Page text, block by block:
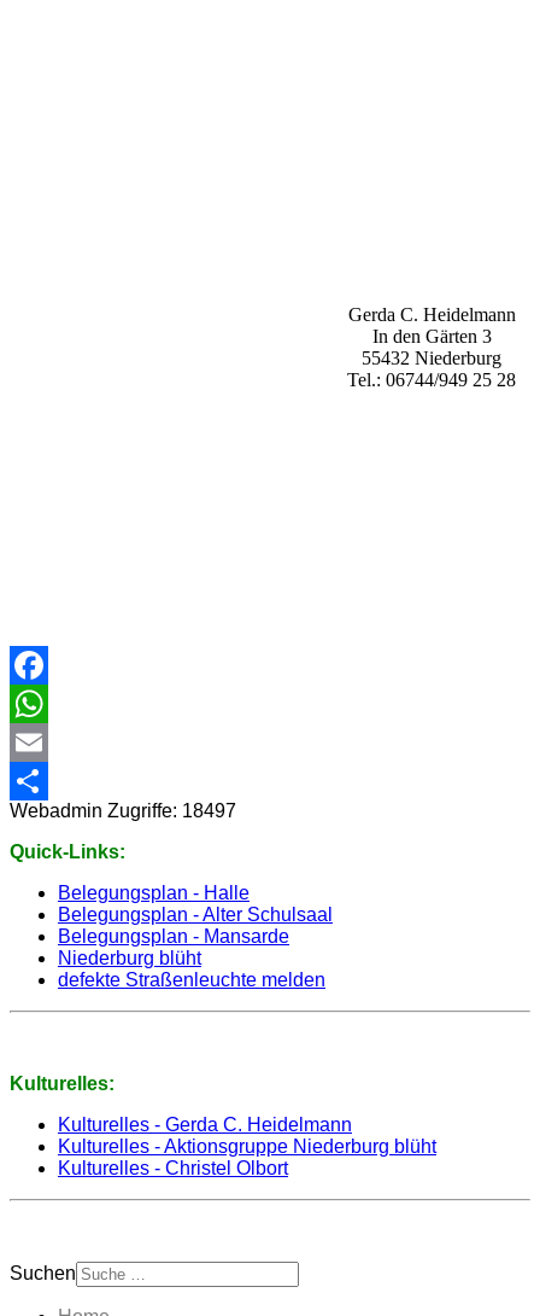
Gerda C. Heidelmann
In den Gärten 3
55432 Niederburg
Tel.: 06744/949 25 28
Facebook
WhatsApp
Email
Share
Webadmin Zugriffe: 18497
Quick-Links:
Belegungsplan - Halle
Belegungsplan - Alter Schulsaal
Belegungsplan - Mansarde
Niederburg blüht
defekte Straßenleuchte melden
Kulturelles:
Kulturelles - Gerda C. Heidelmann
Kulturelles - Aktionsgruppe Niederburg blüht
Kulturelles - Christel Olbort
Suchen